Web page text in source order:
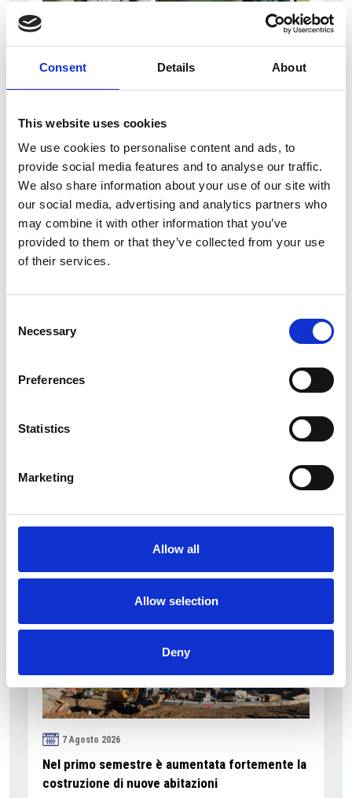
Consent Details About
This website uses cookies
We use cookies to personalise content and ads, to
provide social media features and to analyse our traffic.
We also share information about your use of our site with
our social media, advertising and analytics partners who
may combine it with other information that you’ve
provided to them or that they’ve collected from your use
of their services.
Selection
Necessary
Preferences
Statistics
Marketing
Allow all
Allow selection
Deny
10 Agosto 2026
Il vino italiano rimane leader sul mercato ceco
Italia
Repubblica Ceca
I flussi turistici rimangono stabili nel primo
7 Agosto 2026
Nel primo semestre è aumentata fortemente la
costruzione di nuove abitazioni